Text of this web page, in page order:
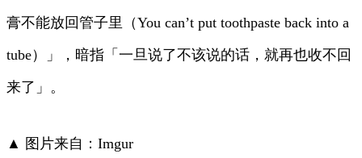
膏不能放回管子里（You can’t put toothpaste back into a
tube）」，暗指「一旦说了不该说的话，就再也收不回
来了」。
▲ 图片来自：Imgur